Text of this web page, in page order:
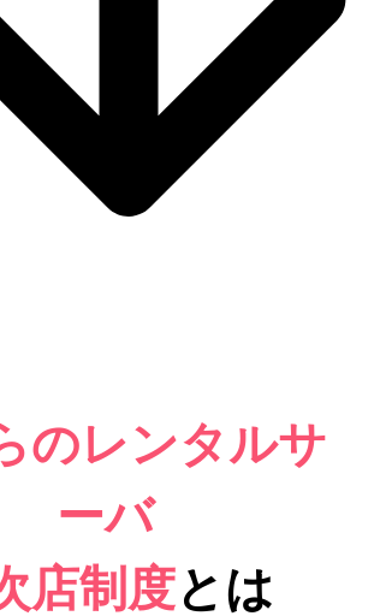
のレンタルサ
ーバ
店制度とは